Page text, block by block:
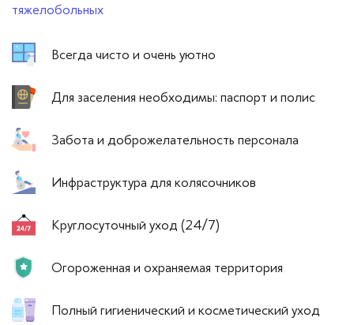
тяжелобольных
Всегда чисто и очень уютно
Для заселения необходимы: паспорт и полис
Забота и доброжелательность персонала
Инфраструктура для колясочников
Круглосуточный уход (24/7)
Огороженная и охраняемая территория
Полный гигиенический и косметический уход